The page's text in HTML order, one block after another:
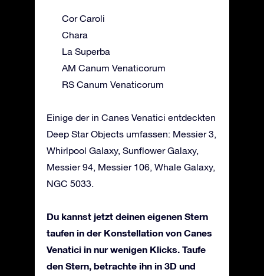
Cor Caroli
Chara
La Superba
AM Canum Venaticorum
RS Canum Venaticorum
Einige der in Canes Venatici entdeckten
Deep Star Objects umfassen: Messier 3,
Whirlpool Galaxy, Sunflower Galaxy,
Messier 94, Messier 106, Whale Galaxy,
NGC 5033.
Du kannst jetzt deinen eigenen Stern
taufen in der Konstellation von Canes
Venatici in nur wenigen Klicks. Taufe
den Stern, betrachte ihn in 3D und